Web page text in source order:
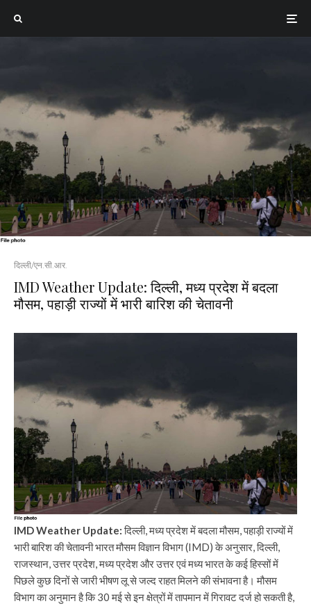
दिल्ली/एन.सी.आर.
IMD Weather Update: दिल्ली, मध्य प्रदेश में बदला
मौसम, पहाड़ी राज्यों में भारी बारिश की चेतावनी
IMD Weather Update:दिल्ली, मध्य प्रदेश में बदला मौसम, पहाड़ी राज्यों में
भारी बारिश की चेतावनी भारत मौसम विज्ञान विभाग (IMD) के अनुसार, दिल्ली,
राजस्थान, उत्तर प्रदेश, मध्य प्रदेश और उत्तर एवं मध्य भारत के कई हिस्सों में
पिछले कुछ दिनों से जारी भीषण लू से जल्द राहत मिलने की संभावना है। मौसम
विभाग का अनुमान है कि 30 मई से इन क्षेत्रों में तापमान में गिरावट दर्ज हो सकती है,